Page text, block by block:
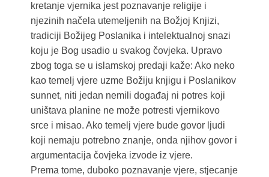
kretanje vjernika jest poznavanje religije i
njezinih načela utemeljenih na Božjoj Knjizi,
tradiciji Božijeg Poslanika i intelektualnoj snazi
koju je Bog usadio u svakog čovjeka. Upravo
zbog toga se u islamskoj predaji kaže: Ako neko
kao temelj vjere uzme Božiju knjigu i Poslanikov
sunnet, niti jedan nemili događaj ni potres koji
uništava planine ne može potresti vjernikovo
srce i misao. Ako temelj vjere bude govor ljudi
koji nemaju potrebno znanje, onda njihov govor i
argumentacija čovjeka izvode iz vjere.
Prema tome, duboko poznavanje vjere, stjecanje